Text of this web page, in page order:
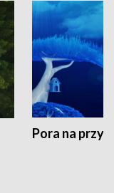
Pora na